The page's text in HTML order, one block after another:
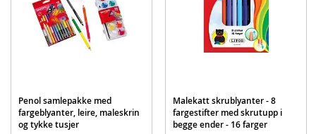
Penol samlepakke med
fargeblyanter, leire, maleskrin
og tykke tusjer
Malekatt skrublyanter - 8
fargestifter med skrutupp i
begge ender - 16 farger